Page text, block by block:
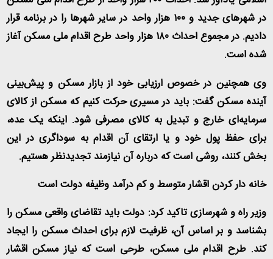
در شهرهای جدید و ۱۰۰ هزار واحد در سایر شهرها را در برنامه قرار
دادیم. در مجموع احداث ۱۸۰ هزار واحد طرح اقدام ملی مسکن آغاز
شده است.
وی همچنین در خصوص ارزیابی خود از بازار مسکن و پیش‌بینی
آینده مسکن گفت: باید در مسیری حرکت کنیم که مسکن از کالای
سرمایه‌ای خارج و تبدیل به کالای مصرفی شود. اینکه یک عده،
برای حفظ پول خود و یا ارتقای آن اقدام به سوداگری در این
بخش کنند، روشی است که درباره آن نیازمند تجدیدنظر هستیم.
خانه دار کردن اقشار متوسط و کم درآمد وظیفه دولت است
وزیر راه و شهرسازی تاکید کرد: دولت باید تقاضای واقعی مسکن را
بشناسد و بر اساس آن، ظرفیت‌ لازم برای احداث مسکن را ایجاد
کند. طرح اقدام ملی مسکن، طرحی است که نیاز مسکن اقشار